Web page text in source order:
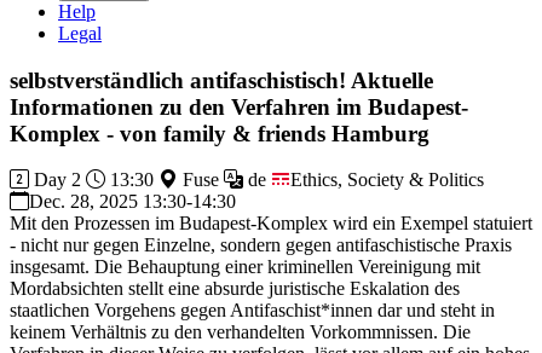
Help
Legal
selbstverständlich antifaschistisch! Aktuelle
Informationen zu den Verfahren im Budapest-
Komplex - von family & friends Hamburg
Day 2 13:30 Fuse de
Ethics, Society & Politics
Dec. 28, 2025 13:30-14:30
Mit den Prozessen im Budapest-Komplex wird ein Exempel statuiert
- nicht nur gegen Einzelne, sondern gegen antifaschistische Praxis
insgesamt. Die Behauptung einer kriminellen Vereinigung mit
Mordabsichten stellt eine absurde juristische Eskalation des
staatlichen Vorgehens gegen Antifaschist*innen dar und steht in
keinem Verhältnis zu den verhandelten Vorkommnissen. Die